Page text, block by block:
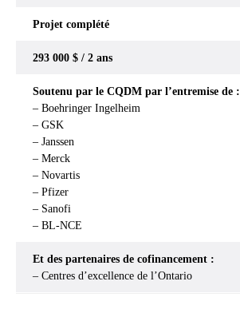
Projet complété
293 000 $ / 2 ans
Soutenu par le CQDM par l’entremise de :
– Boehringer Ingelheim
– GSK
– Janssen
– Merck
– Novartis
– Pfizer
– Sanofi
– BL-NCE
Et des partenaires de cofinancement :
– Centres d’excellence de l’Ontario